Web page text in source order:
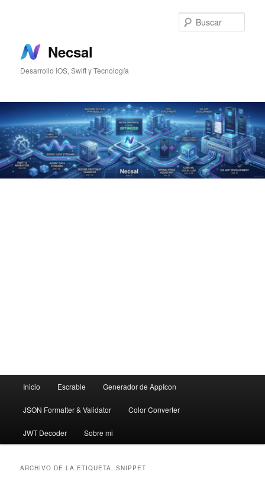
principal
secundario
Necsal
Desarrollo iOS, Swift y Tecnología
Inicio Escrable Generador de AppIcon
JSON Formatter & Validator Color Converter
JWT Decoder Sobre mi
ARCHIVO DE LA ETIQUETA:SNIPPET